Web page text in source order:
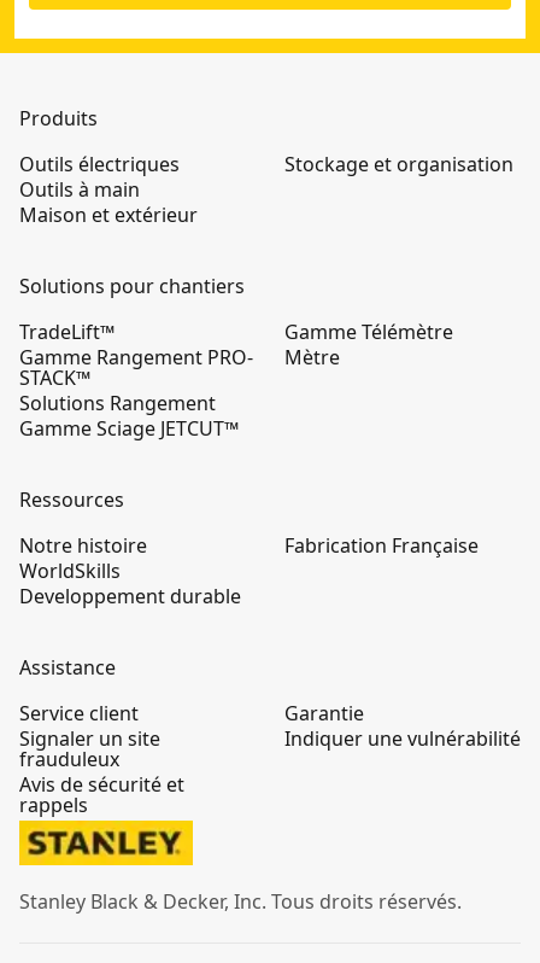
Produits
Outils électriques
Outils à main
Maison et extérieur
Stockage et organisation
Solutions pour chantiers
TradeLift™
Gamme Rangement PRO-
STACK™
Solutions Rangement
Gamme Sciage JETCUT™
Gamme Télémètre
Mètre
Ressources
Notre histoire
WorldSkills
Developpement durable
Fabrication Française
Assistance
Service client
Signaler un site
frauduleux
Avis de sécurité et
rappels
Garantie
Indiquer une vulnérabilité
Stanley Black & Decker, Inc. Tous droits réservés.